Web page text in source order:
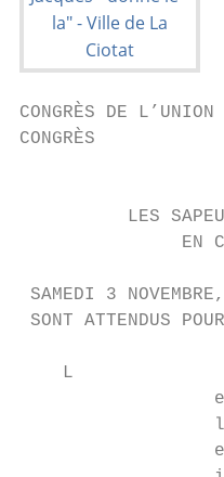
CONGRÈS DE L’UNION
CONGRÈS
LES
EN
SAMEDI 3
SONT ATTENDUS
    L